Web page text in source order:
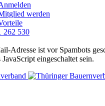
werden
262 530
Adresse ist vor Spambots
eingeschaltet sein.